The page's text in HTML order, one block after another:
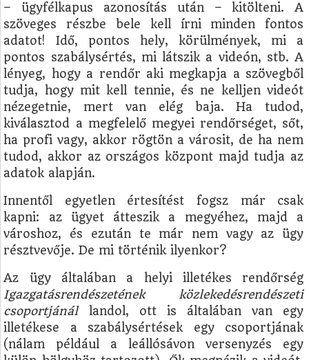
– ügyfélkapus azonosítás után – kitölteni. A
szöveges részbe bele kell írni minden fontos
adatot! Idő, pontos hely, körülmények, mi a
pontos szabálysértés, mi látszik a videón, stb. A
lényeg, hogy a rendőr aki megkapja a szövegből
tudja, hogy mit kell tennie, és ne kelljen videót
nézegetnie, mert van elég baja. Ha tudod,
kiválasztod a megfelelő megyei rendőrséget, sőt,
ha profi vagy, akkor rögtön a városit, de ha nem
tudod, akkor az országos központ majd tudja az
adatok alapján.
Innentől egyetlen értesítést fogsz már csak
kapni: az ügyet átteszik a megyéhez, majd a
városhoz, és ezután te már nem vagy az ügy
résztvevője. De mi történik ilyenkor?
Az ügy általában a helyi illetékes rendőrség
Igazgatásrendészetének közlekedésrendészeti
csoportjánállandol, ott is általában van egy
illetékese a szabálysértések egy csoportjának
(nálam például a leállósávon versenyzés egy